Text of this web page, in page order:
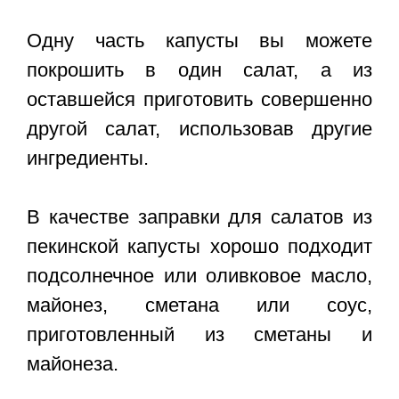
Одну часть капусты вы можете
покрошить в один салат, а из
оставшейся приготовить совершенно
другой салат, использовав другие
ингредиенты.
В качестве заправки для салатов из
пекинской капусты хорошо подходит
подсолнечное или оливковое масло,
майонез, сметана или соус,
приготовленный из сметаны и
майонеза.